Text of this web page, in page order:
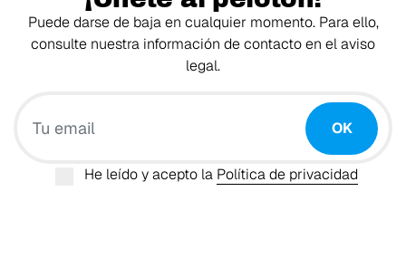
Puede darse de baja en cualquier momento. Para ello,
consulte nuestra información de contacto en el aviso
legal.
OK
He leído y acepto la Política de privacidad